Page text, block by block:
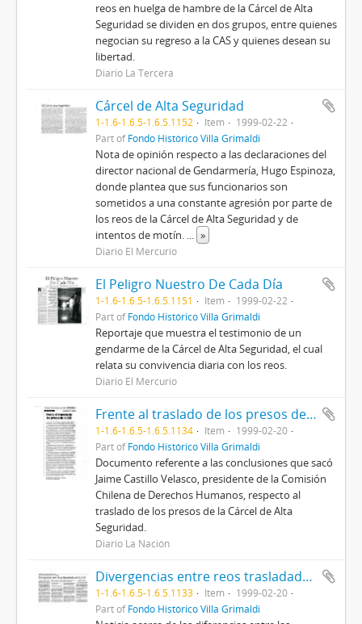
reos en huelga de hambre de la Cárcel de Alta
Seguridad se dividen en dos grupos, entre quienes
negocian su regreso a la CAS y quienes desean su
libertad.
Diario La Tercera
Cárcel de Alta Seguridad
1-1.6-1.6.5-1.6.5.1152 Item
1999-02-22
Part ofFondo Histórico Villa Grimaldi
Nota de opinión respecto a las declaraciones del
director nacional de Gendarmería, Hugo Espinoza,
donde plantea que sus funcionarios son
sometidos a una constante agresión por parte de
los reos de la Cárcel de Alta Seguridad y de
intentos de motín. ... »
Diario El Mercurio
El Peligro Nuestro De Cada Día
1-1.6-1.6.5-1.6.5.1151 Item
1999-02-22
Part ofFondo Histórico Villa Grimaldi
Reportaje que muestra el testimonio de un
gendarme de la Cárcel de Alta Seguridad, el cual
relata su convivencia diaria con los reos.
Diario El Mercurio
Frente al traslado de los presos de la CAS
1-1.6-1.6.5-1.6.5.1134 Item
1999-02-20
Part ofFondo Histórico Villa Grimaldi
Documento referente a las conclusiones que sacó
Jaime Castillo Velasco, presidente de la Comisión
Chilena de Derechos Humanos, respecto al
traslado de los presos de la Cárcel de Alta
Seguridad.
Diario La Nación
Divergencias entre reos trasladados de la CAS
1-1.6-1.6.5-1.6.5.1133 Item
1999-02-20
Part ofFondo Histórico Villa Grimaldi